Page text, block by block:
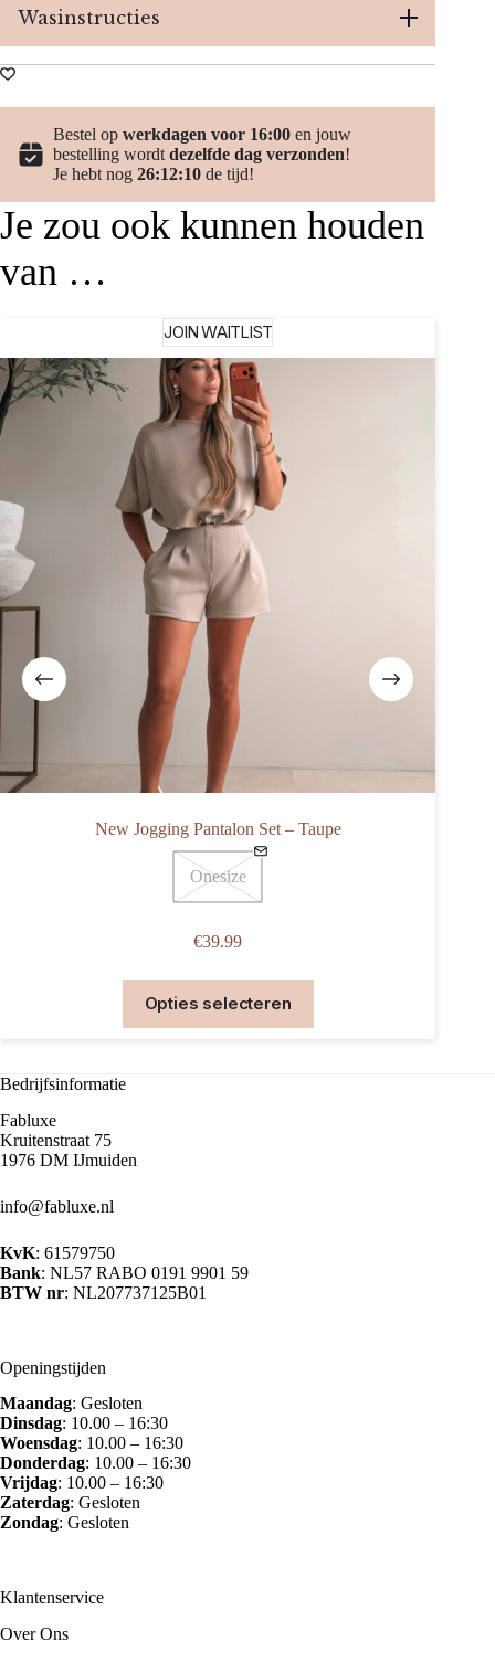
Wasinstructies
Bestel op werkdagen voor 16:00 en jouw
bestelling wordt dezelfde dag verzonden!
Je hebt nog 26:12:10 de tijd!
Je zou ook kunnen houden
van …
JOIN WAITLIST
New Jogging Pantalon Set – Taupe
Onesize
€39.99
Opties selecteren
heeft
Bedrijfsinformatie
Fabluxe
Kruitenstraat 75
1976 DM IJmuiden
info@fabluxe.nl
KvK: 61579750
Bank: NL57 RABO 0191 9901 59
BTW nr: NL207737125B01
Openingstijden
Maandag: Gesloten
Dinsdag: 10.00 – 16:30
Woensdag: 10.00 – 16:30
Donderdag: 10.00 – 16:30
Vrijdag: 10.00 – 16:30
Zaterdag: Gesloten
Zondag: Gesloten
Klantenservice
Over Ons